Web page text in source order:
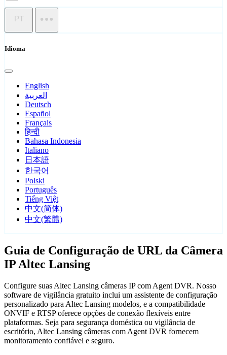
PT
Idioma
English
العربية
Deutsch
Español
Français
हिन्दी
Bahasa Indonesia
Italiano
日本語
한국어
Polski
Português
Tiếng Việt
中文(简体)
中文(繁體)
Guia de Configuração de URL da Câmera
IP Altec Lansing
Configure suas Altec Lansing câmeras IP com Agent DVR. Nosso
software de vigilância gratuito inclui um assistente de configuração
personalizado para Altec Lansing modelos, e a compatibilidade
ONVIF e RTSP oferece opções de conexão flexíveis entre
plataformas. Seja para segurança doméstica ou vigilância de
escritório, Altec Lansing câmeras com Agent DVR fornecem
monitoramento confiável e seguro.